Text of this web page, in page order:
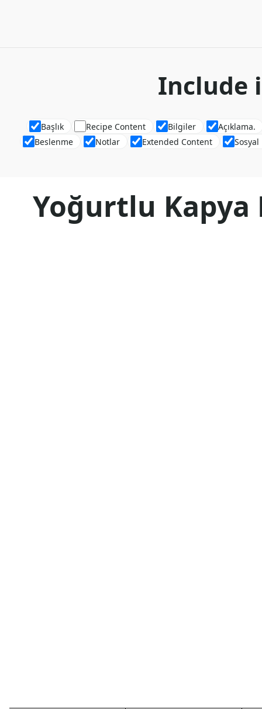
Include
Başlık Recipe Content Bilgiler
Açıklama.
Beslenme
Notlar Extended Content Sosyal
Yoğurtlu Kapya